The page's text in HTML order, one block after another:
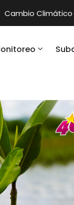
Cambio Climático